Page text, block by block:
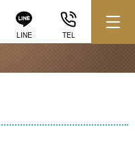
LINE TEL